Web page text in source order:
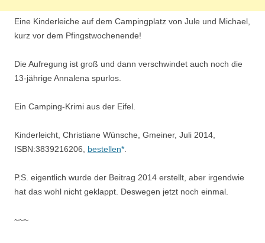
Eine Kinderleiche auf dem Campingplatz von Jule und Michael,
kurz vor dem Pfingstwochenende!
Die Aufregung ist groß und dann verschwindet auch noch die
13-jährige Annalena spurlos.
Ein Camping-Krimi aus der Eifel.
Kinderleicht, Christiane Wünsche, Gmeiner, Juli 2014,
ISBN:3839216206, bestellen .
P.S. eigentlich wurde der Beitrag 2014 erstellt, aber irgendwie
hat das wohl nicht geklappt. Deswegen jetzt noch einmal.
~~~